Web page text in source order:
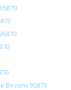
Bezons 95870